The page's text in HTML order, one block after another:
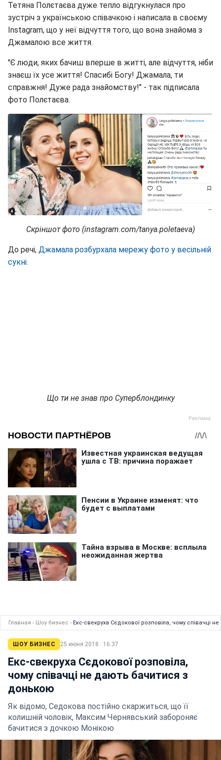
Тетяна Полєтаєва дуже тепло відгукнулася про
зустріч з українською співачкою і написала в своєму
Instagram, що у неї відчуття того, що вона знайома з
Джамалою все життя.
"Є люди, яких бачиш вперше в житті, але відчуття, ніби
знаєш їх усе життя! Спасибі Богу! Джамала, ти
справжня! Дуже рада знайомству!" - так підписала
фото Полєтаєва.
Скріншот фото (instagram.com/tanya.poletaeva)
До речі, Джамала розбурхала мережу фото у весільній
сукні.
Що ти не знав про Суперблондинку
Главная › Шоу бизнес › Екс-свекруха Сєдокової розповіла, чому співачці
ШОУ БИЗНЕС 25 июня 2018 · 16:37
Екс-свекруха Сєдокової розповіла,
чому співачці не дають бачитися з
донькою
Як відомо, Седокова постійно скаржиться, що її
колишній чоловік, Максим Чернявський забороняє
бачитися з дочкою Монікою